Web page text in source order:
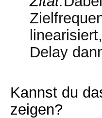
Delay
Kannst du
zeigen?